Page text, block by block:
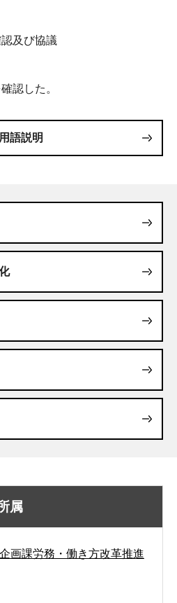
及び協議
認した。
語説明
属
画課労務・働き方改革推進